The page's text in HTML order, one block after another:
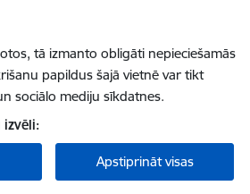
tā izmanto obligāti nepieciešamās
papildus šajā vietnē var tikt
sociālo mediju sīkdatnes.
izvēli:
Apstiprināt visas